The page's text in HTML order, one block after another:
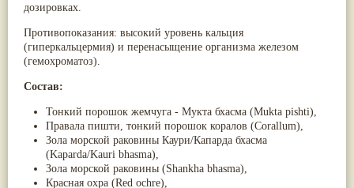
дозировках.
Противопоказания: высокий уровень кальция
(гиперкальцермия) и перенасыщение организма железом
(гемохроматоз).
Состав:
Тонкий порошок жемчуга - Мукта бхасма (Mukta pishti),
Правала пишти, тонкий порошок коралов (Corallum),
Зола морской раковины Каури/Капарда бхасма
(Kaparda/Kauri bhasma),
Зола морской раковины (Shankha bhasma),
Красная охра (Red ochre),